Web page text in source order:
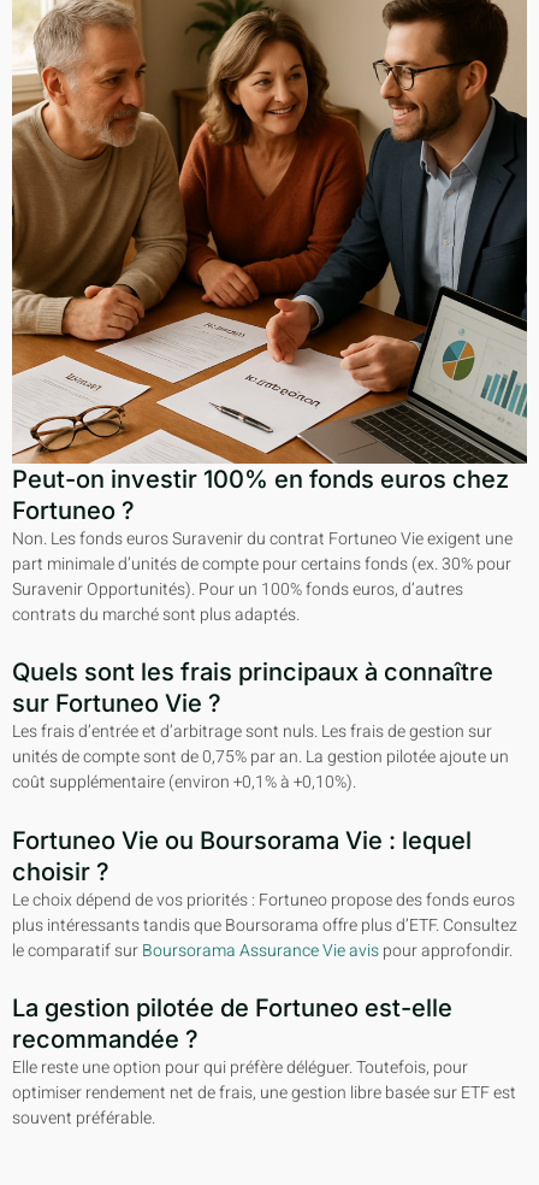
Peut-on investir 100% en fonds euros chez
Fortuneo ?
Non. Les fonds euros Suravenir du contrat Fortuneo Vie exigent une
part minimale d’unités de compte pour certains fonds (ex. 30% pour
Suravenir Opportunités). Pour un 100% fonds euros, d’autres
contrats du marché sont plus adaptés.
Quels sont les frais principaux à connaître
sur Fortuneo Vie ?
Les frais d’entrée et d’arbitrage sont nuls. Les frais de gestion sur
unités de compte sont de 0,75% par an. La gestion pilotée ajoute un
coût supplémentaire (environ +0,1% à +0,10%).
Fortuneo Vie ou Boursorama Vie : lequel
choisir ?
Le choix dépend de vos priorités : Fortuneo propose des fonds euros
plus intéressants tandis que Boursorama offre plus d’ETF. Consultez
le comparatif surBoursorama Assurance Vie avispour approfondir.
La gestion pilotée de Fortuneo est-elle
recommandée ?
Elle reste une option pour qui préfère déléguer. Toutefois, pour
optimiser rendement net de frais, une gestion libre basée sur ETF est
souvent préférable.